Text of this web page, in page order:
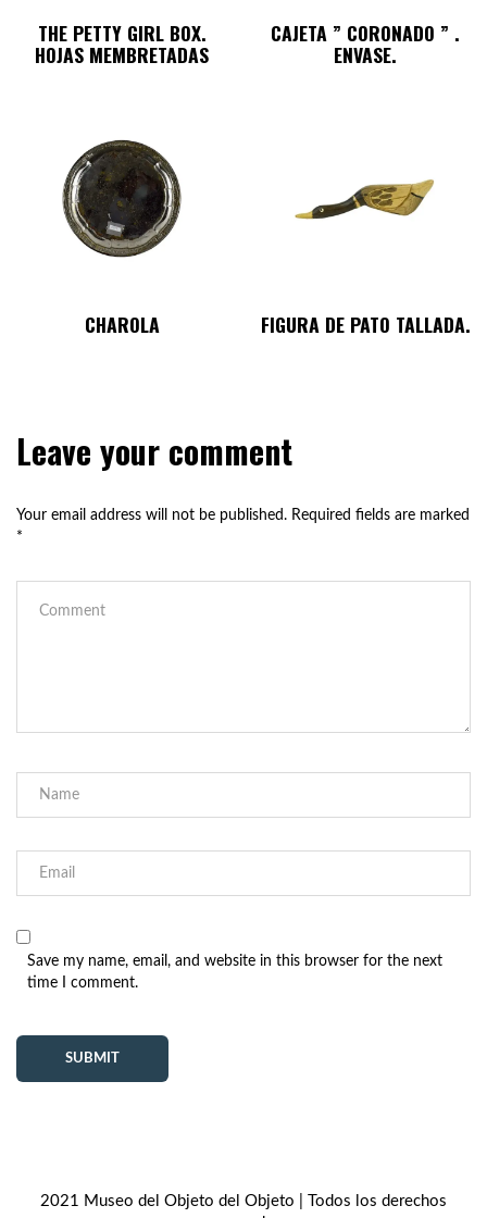
THE PETTY GIRL BOX.
HOJAS MEMBRETADAS
CAJETA ” CORONADO ” .
ENVASE.
CHAROLA FIGURA DE PATO TALLADA.
Leave your comment
Your email address will not be published. Required fields are marked
*
Save my name, email, and website in this browser for the next
time I comment.
2021 Museo del Objeto del Objeto | Todos los derechos